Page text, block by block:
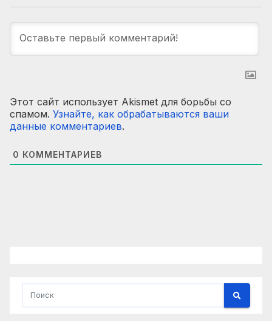
Этот сайт использует Akismet для борьбы со
спамом. Узнайте, как обрабатываются ваши
данные комментариев.
0 КОММЕНТАРИЕВ